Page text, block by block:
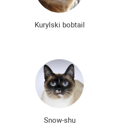
Kurylski bobtail
Snow-shu